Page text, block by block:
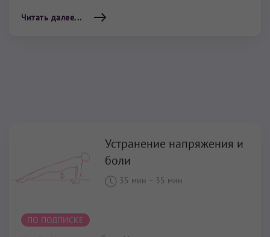
Читать далее...
ПО ПОДПИСКЕ
Крийя Кундалини Йоги
боли (Eliminating Tension and Pain)снимает
укрепляет сердечно-сосудистую систему, расслабляет
позвоночник и улучшает общий тонус тела.